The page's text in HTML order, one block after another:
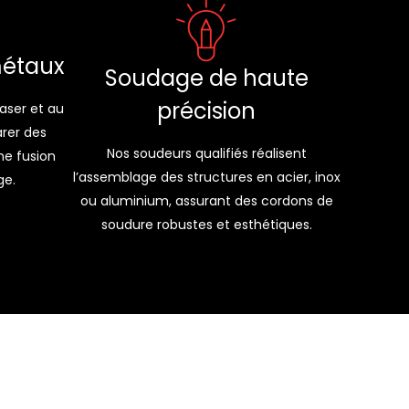
et au
des
fusion
Soudage de haute
précision
Nos soudeurs qualifiés réalisent
l’assemblage des structures en acier, inox
ou aluminium, assurant des cordons de
soudure robustes et esthétiques.